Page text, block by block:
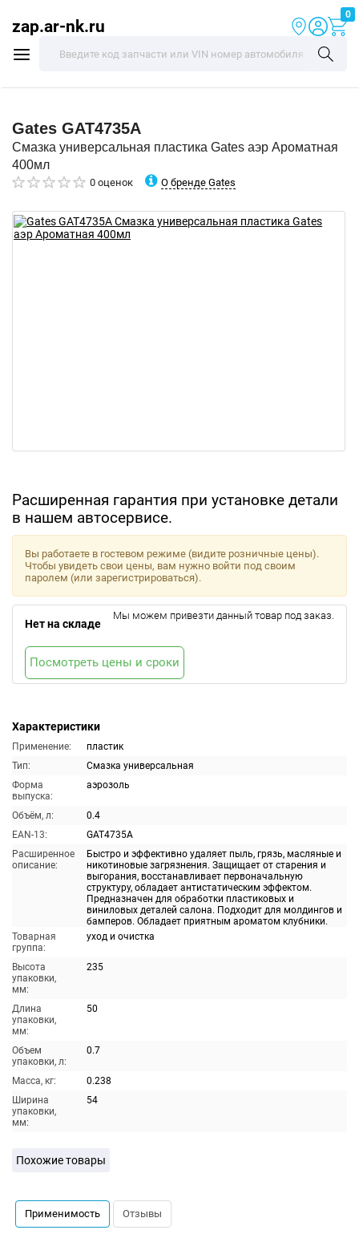
zap.ar-nk.ru
0
Gates GAT4735A
Смазка универсальная пластика Gates аэр Ароматная
400мл
0 оценок О бренде Gates
Расширенная гарантия при установке детали
в нашем автосервисе.
Характеристики
Применение:
пластик
Тип:
Смазка универсальная
Форма
выпуска:
аэрозоль
Объём, л:
0.4
EAN-13:
GAT4735A
Расширенное
описание:
Быстро и эффективно удаляет пыль, грязь, масляные и
никотиновые загрязнения. Защищает от старения и
выгорания, восстанавливает первоначальную
структуру, обладает антистатическим эффектом.
Предназначен для обработки пластиковых и
виниловых деталей салона. Подходит для молдингов и
бамперов. Обладает приятным ароматом клубники.
Товарная
группа:
уход и очистка
Высота
упаковки,
мм:
235
Длина
упаковки,
мм:
50
Объем
упаковки, л:
0.7
Масса, кг:
0.238
Ширина
упаковки,
мм:
54
Вы работаете в гостевом режиме (видите розничные цены).
Чтобы увидеть свои цены, вам нужно войти под своим
паролем (или зарегистрироваться).
Нет на складе
Мы можем привезти данный товар под заказ.
Посмотреть цены и сроки
Похожие товары
Применимость Отзывы